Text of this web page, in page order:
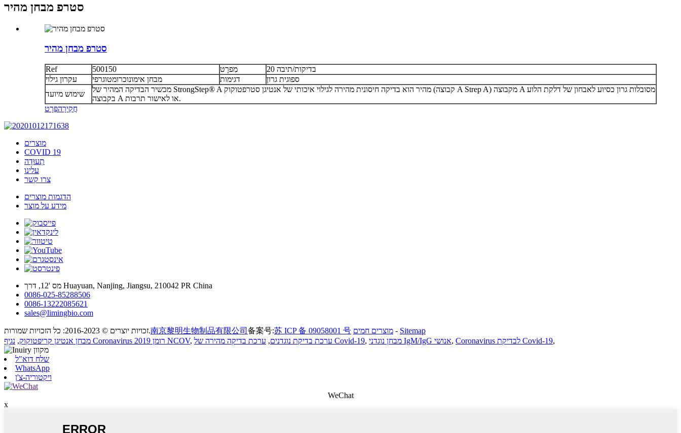
סטרפ מבחן מהיר
סטרפ מבחן מהיר
Ref 500150 מִפרָט
20 בדיקות/תיבה
עקרון גילוי
מבחן אימונוכרומטוגרפי דגימות
ספוגית גרון
שימוש מיועד
מכשיר הבדיקה המהיר של StrongStep® A מהיר הוא בדיקה חיסונית מהירה לגילוי איכותי של אנטיגן סטרפטוקוק (קבוצה A Strep A) מקבוצה A מסובלות גרון כסיוע לאבחון של דלקת הלוע
בקבוצה A או לאישור תרבות.
חֲקִירָהפְּרָט
מוצרים
COVID 19
תְעוּדָה
עלינו
צרו קשר
הדגמות מוצרים
מידע על מוצר
מס '12, דרך Huayuan, Nanjing, Jiangsu, 210042 PR China
0086-025-85288506
0086-13222085621
sales@limingbio.com
זכויות יוצרים © 2016-2023: כל הזכויות שמורות.南京黎明生物制品有限公司 备案号:苏 ICP 备 09058001 号 מוצרים חמים - Sitemap
מבחן אנטיגן קריפטוקוק, נגיף Coronavirus רומן 2019 NCOV, ערכת בדיקת נוגדנים, ערכת בדיקה מהירה של Covid-19, מבחן נוגדני IgM/IgG אנושי, Coronavirus לבדיקת Covid-19,
שלח דוא"ל
WhatsApp
ויקטוריה-צ'ן
WeChat
x